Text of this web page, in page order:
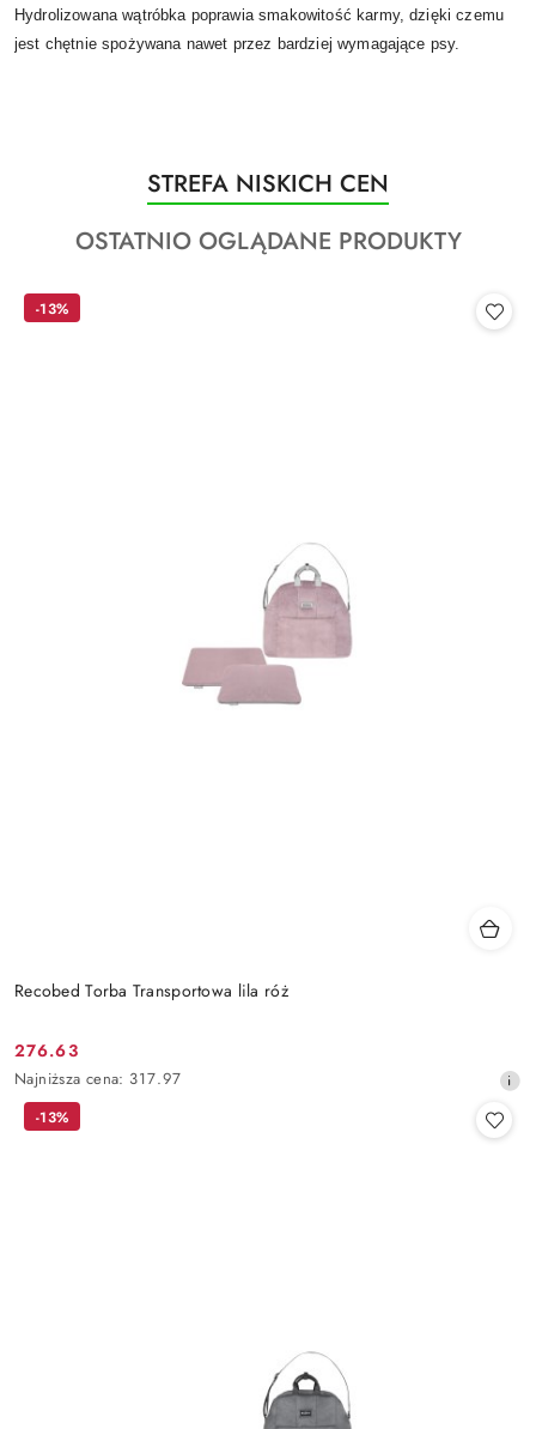
Hydrolizowana wątróbka poprawia smakowitość karmy, dzięki czemu
jest chętnie spożywana nawet przez bardziej wymagające psy.
Pomiń karuzelę produktów
Produkty
o
statusie:
STREFA NISKICH CEN
Produkty
statusie:
OSTATNIO OGLĄDANE PRODUKTY
Recobed Torba Transportowa lila róż
Cena
promocyjna:
276.63
Najniższa
cena
Najniższa cena: 317.97
-13%
-13%